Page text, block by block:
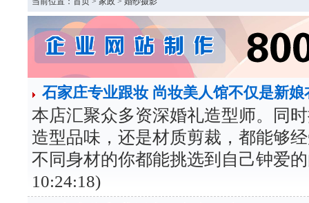
石家庄专业跟妆 尚妆美人馆不仅是新
本店汇聚众多资深婚礼造型师。同
造型品味，还是材质剪裁，都能够
不同身材的你都能挑选到自己钟爱
10:24:18)